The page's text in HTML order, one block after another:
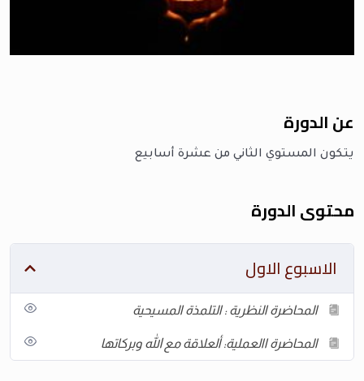
عن الدورة
يتكون المستوي الثاني من عشرة أسابيع
محتوى الدورة
الاسبوع الاول
المحاضرة النظرية : التلمذة المسيحية
المحاضرة االعملية: ألعلاقة مع الله وبركاتها